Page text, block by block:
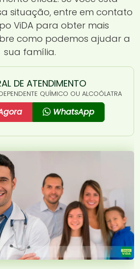
situação, entre em contato
ViDA para obter mais
como podemos ajudar a
sua família.
DE ATENDIMENTO
QUÍMICO OU ALCOÓLATRA
WhatsApp